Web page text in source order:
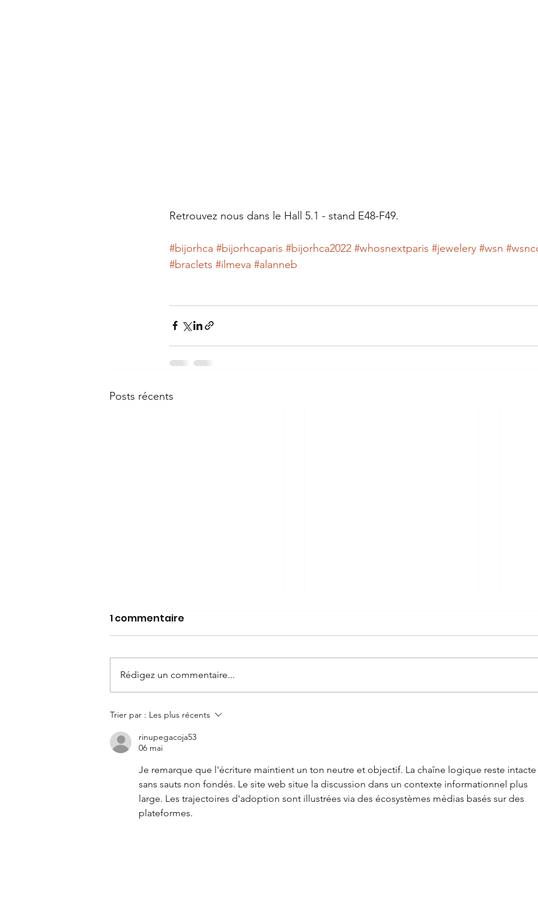
Retrouvez nous dans le Hall 5.1 - stand E48-F49.
#bijorhca #bijorhcaparis #bijorhca2022 #whosnextparis #jewelery #wsn
#braclets #ilmeva #alanneb
Posts récents
SUISSE BOAT SHOW
1 commentaire
Rédigez un commentaire...
Trier par : Les plus récents
rinupegacoja53
06 mai
Je remarque que l'écriture maintient un ton neutre et objectif. La chaîne logique reste intacte
sans sauts non fondés. Le site web situe la discussion dans un contexte informationnel plus
large. Les trajectoires d'adoption sont illustrées via des écosystèmes médias basés sur des
plateformes.